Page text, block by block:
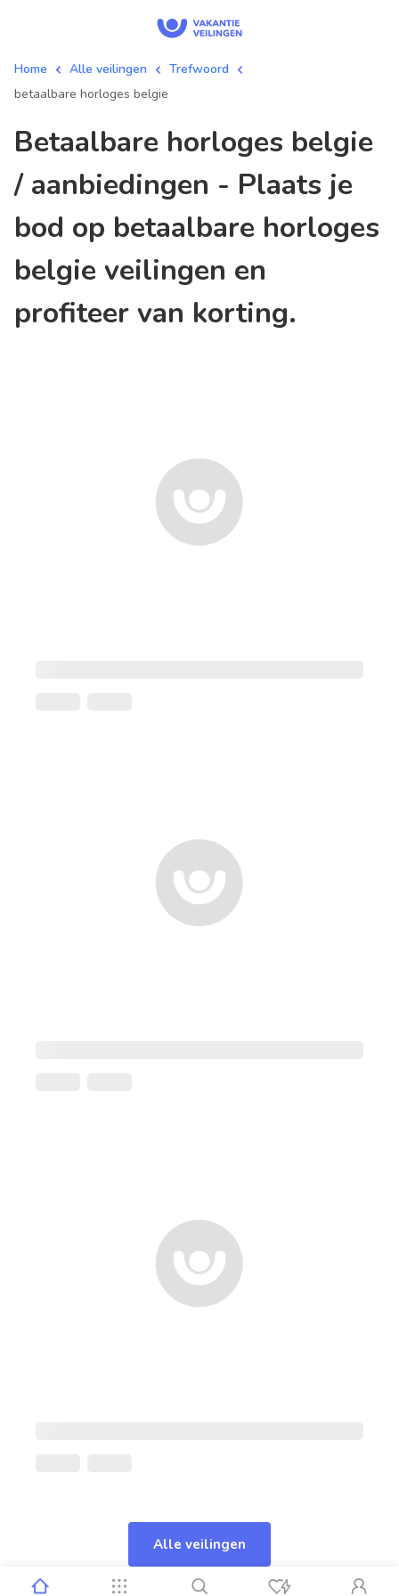
Home Alle veilingen
Trefwoord
betaalbare horloges belgie
betaalbare horloges belgie
/ aanbiedingen - Plaats je
bod op betaalbare horloges
belgie veilingen en
profiteer van korting.
Alle veilingen